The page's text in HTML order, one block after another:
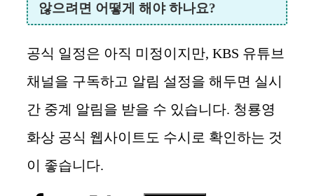
않으려면 어떻게 해야 하나요?
공식 일정은 아직 미정이지만, KBS 유튜브
채널을 구독하고 알림 설정을 해두면 실시
간 중계 알림을 받을 수 있습니다. 청룡영
화상 공식 웹사이트도 수시로 확인하는 것
이 좋습니다.